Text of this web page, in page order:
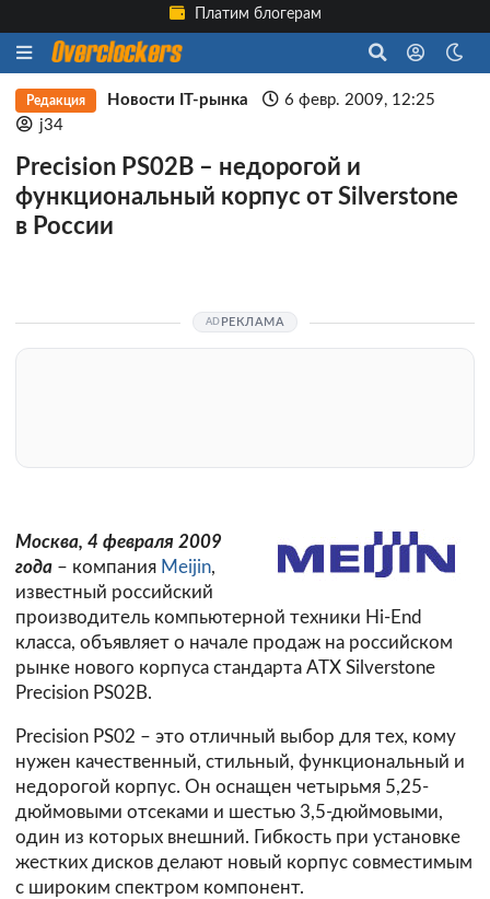
Платим блогерам
Редакция Новости IT-рынка
6 февр. 2009, 12:25
j34
Precision PS02B – недорогой и
функциональный корпус от Silverstone
в России
РЕКЛАМА
Москва, 4 февраля 2009
года – компания Meijin,
известный российский
производитель компьютерной техники Hi-End
класса, объявляет о начале продаж на российском
рынке нового корпуса стандарта ATX Silverstone
Precision PS02B.
Precision PS02 – это отличный выбор для тех, кому
нужен качественный, стильный, функциональный и
недорогой корпус. Он оснащен четырьмя 5,25-
дюймовыми отсеками и шестью 3,5-дюймовыми,
один из которых внешний. Гибкость при установке
жестких дисков делают новый корпус совместимым
с широким спектром компонент.